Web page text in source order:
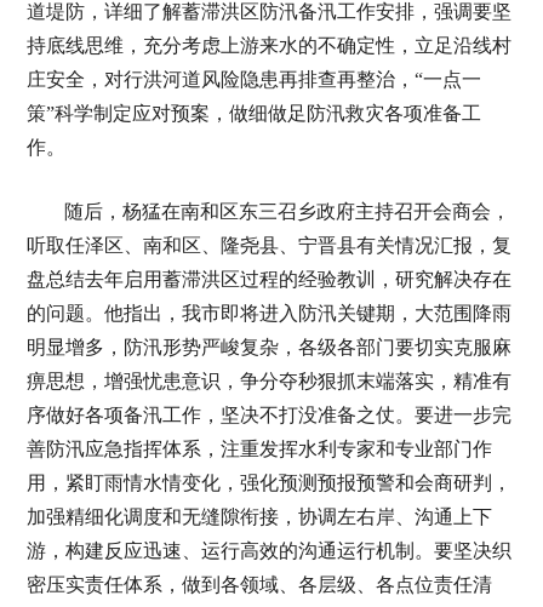
道堤防，详细了解蓄滞洪区防汛备汛工作安排，强调要坚
持底线思维，充分考虑上游来水的不确定性，立足沿线村
庄安全，对行洪河道风险隐患再排查再整治，“一点一
策”科学制定应对预案，做细做足防汛救灾各项准备工
作。
随后，杨猛在南和区东三召乡政府主持召开会商会，
听取任泽区、南和区、隆尧县、宁晋县有关情况汇报，复
盘总结去年启用蓄滞洪区过程的经验教训，研究解决存在
的问题。他指出，我市即将进入防汛关键期，大范围降雨
明显增多，防汛形势严峻复杂，各级各部门要切实克服麻
痹思想，增强忧患意识，争分夺秒狠抓末端落实，精准有
序做好各项备汛工作，坚决不打没准备之仗。要进一步完
善防汛应急指挥体系，注重发挥水利专家和专业部门作
用，紧盯雨情水情变化，强化预测预报预警和会商研判，
加强精细化调度和无缝隙衔接，协调左右岸、沟通上下
游，构建反应迅速、运行高效的沟通运行机制。要坚决织
密压实责任体系，做到各领域、各层级、各点位责任清